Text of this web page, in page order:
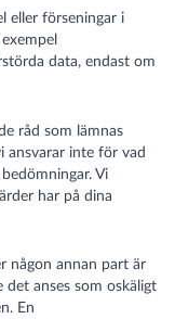
eller förseningar i
data, endast om
råd som lämnas
ansvarar inte för vad
Vi
har på dina
någon annan part är
anses som oskäligt
En